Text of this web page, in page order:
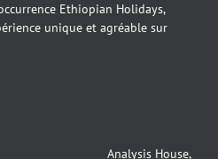
Ethiopian Holidays,
unique et agréable sur
Analysis House,